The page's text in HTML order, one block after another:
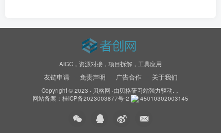
AIGC，资源对接，项目拆解，工具应用
友链申请 免责声明 广告合作 关于我们
Copyright © 2023 · 贝格网 ·由贝格研习站强力驱动.，
网站备案： 桂ICP备2023003877号-2 45010302003145